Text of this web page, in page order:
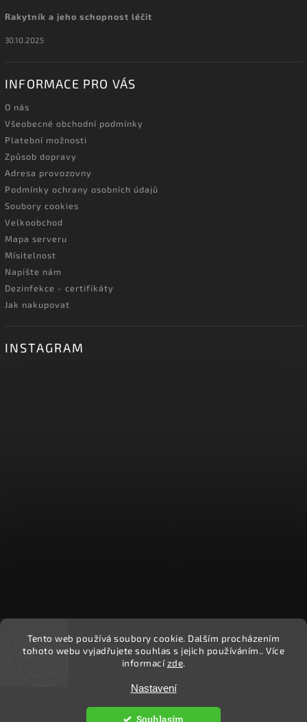
Tento web používá soubory cookie. Dalším procházením
tohoto webu vyjadřujete souhlas s jejich používáním.. Více
informacízde.
Nastavení
Souhlasím
Rakytník a jeho schopnost léčit
30.10.2025
INFORMACE PRO VÁS
O nás
Všeobecné obchodní podmínky
Platební možnosti
Způsob dopravy
Adresa provozovny
Podmínky ochrany osobních údajů
Soubory cookies
Velkoobchod
Mapa serveru
Mísitelnost
Napište nám
Dezinfekce - certifikáty
Jak nakupovat
INSTAGRAM
Sledovat na Instagramu
Ekočlověk. Všechna práva vyhrazena.
Upravit nastavení cookies